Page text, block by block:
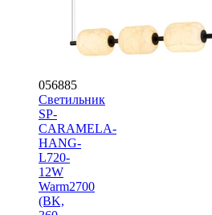
056885
Светильник
SP-
CARAMELA-
HANG-
L720-
12W
Warm2700
(BK,